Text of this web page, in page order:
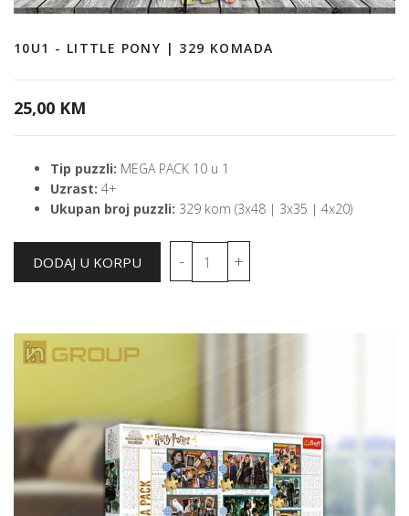
10U1 - LITTLE PONY | 329 KOMADA
25,00 KM
Tip puzzli: MEGA PACK 10 u 1
Uzrast: 4+
Ukupan broj puzzli: 329 kom (3x48 | 3x35 | 4x20)